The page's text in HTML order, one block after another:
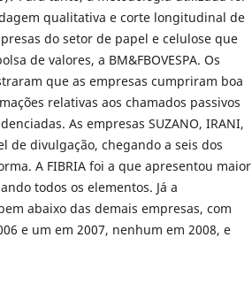
qualitativa e corte longitudinal de
do setor de papel e celulose que
de valores, a BM&FBOVESPA. Os
que as empresas cumpriram boa
relativas aos chamados passivos
As empresas SUZANO, IRANI,
de divulgação, chegando a seis dos
A FIBRIA foi a que apresentou maior
todos os elementos. Já a
abaixo das demais empresas, com
e um em 2007, nenhum em 2008, e